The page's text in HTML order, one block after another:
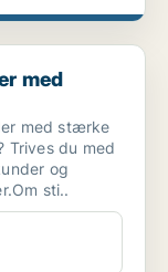
på debitors...
med
med stærke
Trives du med
og
sti..